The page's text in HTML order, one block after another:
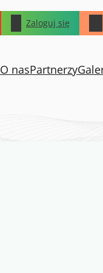
Zaloguj się
O nasPartnerzy